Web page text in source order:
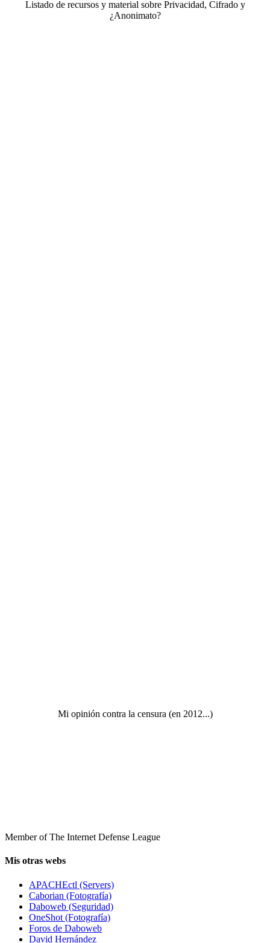
Listado de recursos y material sobre Privacidad, Cifrado y
¿Anonimato?
Mi opinión contra la censura (en 2012...)
Member of The Internet Defense League
Mis otras webs
APACHEctl (Servers)
Caborian (Fotografía)
Daboweb (Seguridad)
OneShot (Fotografía)
Foros de Daboweb
David Hernández